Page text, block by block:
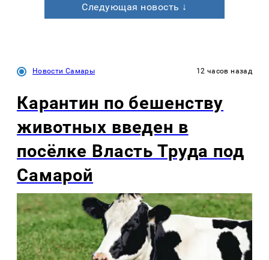
Следующая новость ↓
Новости Самары 12 часов назад
Карантин по бешенству
животных введен в
посёлке Власть Труда под
Самарой